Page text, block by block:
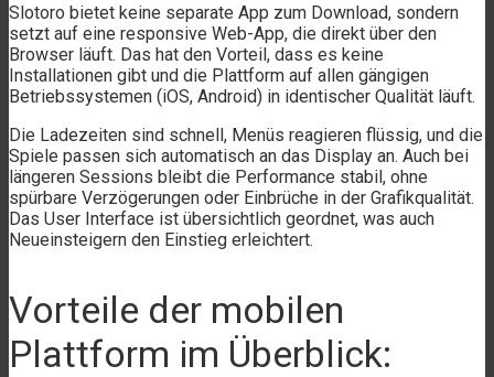
Slotoro bietet keine separate App zum Download, sondern
setzt auf eine responsive Web-App, die direkt über den
Browser läuft. Das hat den Vorteil, dass es keine
Installationen gibt und die Plattform auf allen gängigen
Betriebssystemen (iOS, Android) in identischer Qualität läuft.
Die Ladezeiten sind schnell, Menüs reagieren flüssig, und die
Spiele passen sich automatisch an das Display an. Auch bei
längeren Sessions bleibt die Performance stabil, ohne
spürbare Verzögerungen oder Einbrüche in der Grafikqualität.
Das User Interface ist übersichtlich geordnet, was auch
Neueinsteigern den Einstieg erleichtert.
Vorteile der mobilen
Plattform im Überblick: